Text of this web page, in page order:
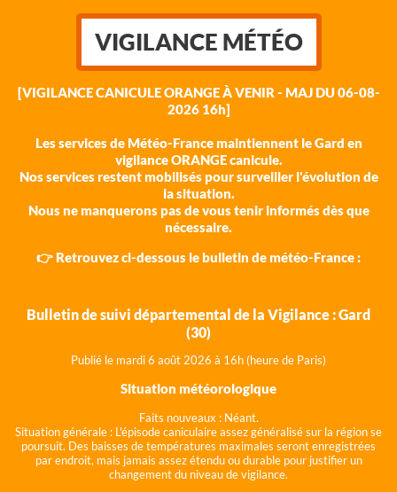
VIGILANCE MÉTÉO
[VIGILANCE CANICULE ORANGE À VENIR - MAJ DU 06-08-
2026 16h]
Les services de Météo-France maintiennent le Gard en
vigilance ORANGE canicule.
Nos services restent mobilisés pour surveiller l'évolution de
la situation.
Nous ne manquerons pas de vous tenir informés dès que
nécessaire.
👉 Retrouvez ci-dessous le bulletin de météo-France :
Bulletin de suivi départemental de la Vigilance : Gard
(30)
Publié le mardi 6 août 2026 à 16h (heure de Paris)
Situation météorologique
Faits nouveaux : Néant.
Situation générale : L'épisode caniculaire assez généralisé sur la région se
poursuit. Des baisses de températures maximales seront enregistrées
par endroit, mais jamais assez étendu ou durable pour justifier un
changement du niveau de vigilance.